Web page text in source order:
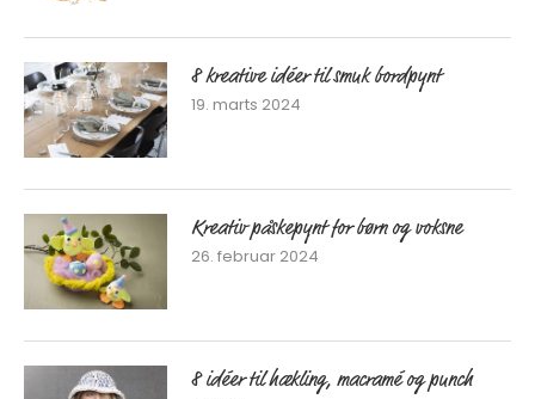
8 kreative idéer til smuk bordpynt
19. marts 2024
Kreativ påskepynt for børn og voksne
26. februar 2024
8 idéer til hækling, macramé og punch